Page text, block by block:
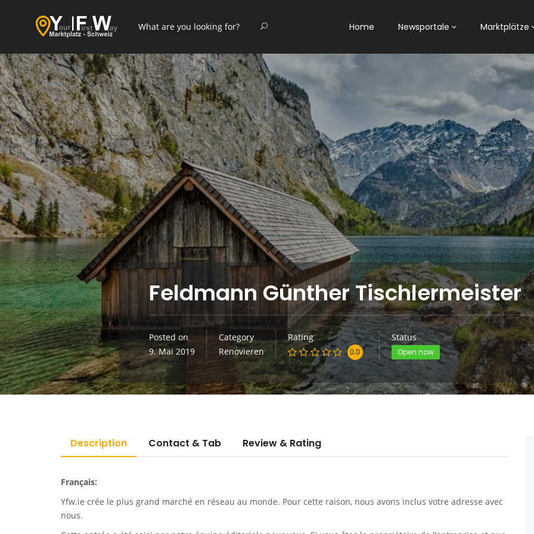
Home Newsportale Marktplätze
Feldmann Günther Tischlermeister
Posted on
9. Mai 2019
Category
Renovieren
Rating
0.0
Status
Open now
Description Contact & Tab Review & Rating
Français:
Yfw.ie crée le plus grand marché en réseau au monde. Pour cette raison, nous avons inclus votre adresse avec
nous.